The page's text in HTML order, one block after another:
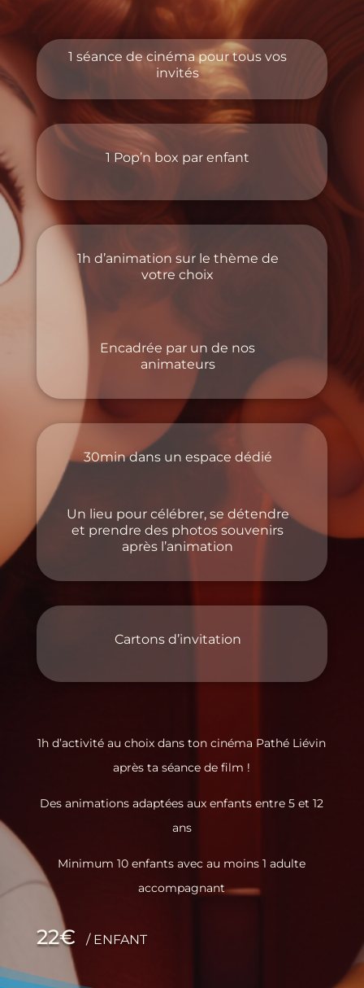
1 séance de cinéma pour tous vos
invités
1 Pop’n box par enfant
1h d’animation sur le thème de
votre choix
Encadrée par un de nos
animateurs
30min dans un espace dédié
Un lieu pour célébrer, se détendre
et prendre des photos souvenirs
après l’animation
Cartons d’invitation
1h d’activité au choix dans ton cinéma Pathé Liévin
après ta séance de film !
Des animations adaptées aux enfants entre 5 et 12
ans
Minimum 10 enfants avec au moins 1 adulte
accompagnant
22€ / ENFANT